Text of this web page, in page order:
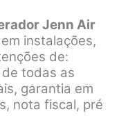
Jenn Air
instalações,
de:
todas as
garantia em
nota fiscal, pré